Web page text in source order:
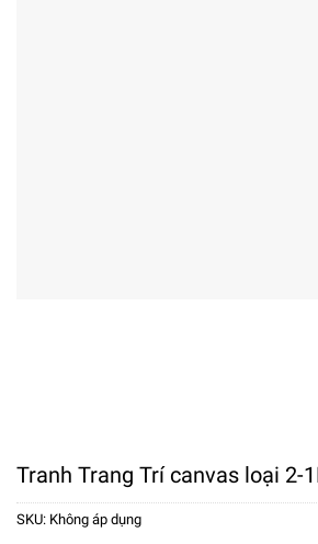
Tranh Trang Trí canvas loại 2-
SKU: Không áp dụng